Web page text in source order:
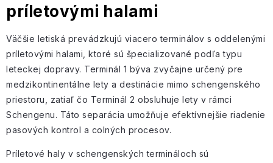
príletovými halami
Väčšie letiská prevádzkujú viacero terminálov s oddelenými
príletovými halami, ktoré sú špecializované podľa typu
leteckej dopravy. Terminál 1 býva zvyčajne určený pre
medzikontinentálne lety a destinácie mimo schengenského
priestoru, zatiaľ čo Terminál 2 obsluhuje lety v rámci
Schengenu. Táto separácia umožňuje efektívnejšie riadenie
pasových kontrol a colných procesov.
Príletové haly v schengenských termináloch sú